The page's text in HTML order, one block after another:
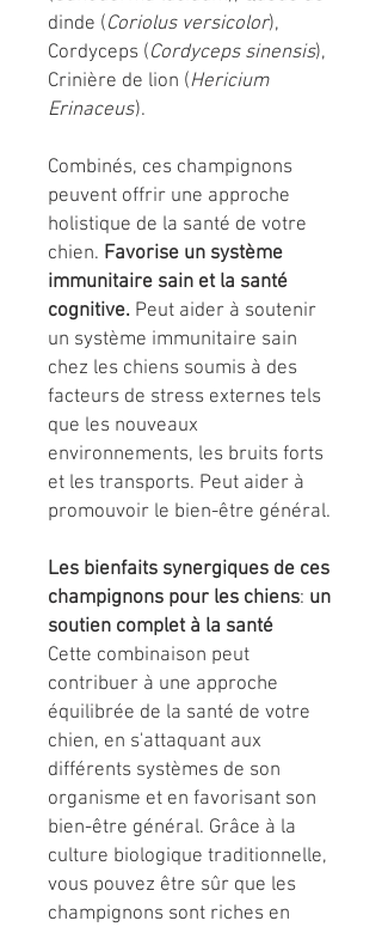
dinde (Coriolus versicolor),
Cordyceps (Cordyceps sinensis),
Crinière de lion (Hericium
Erinaceus).
Combinés, ces champignons
peuvent offrir une approche
holistique de la santé de votre
chien. Favorise un système
immunitaire sain et la santé
cognitive. Peut aider à soutenir
un système immunitaire sain
chez les chiens soumis à des
facteurs de stress externes tels
que les nouveaux
environnements, les bruits forts
et les transports. Peut aider à
promouvoir le bien-être général.
Les bienfaits synergiques de ces
champignons pour les chiens: un
soutien complet à la santé
Cette combinaison peut
contribuer à une approche
équilibrée de la santé de votre
chien, en s'attaquant aux
différents systèmes de son
organisme et en favorisant son
bien-être général. Grâce à la
culture biologique traditionnelle,
vous pouvez être sûr que les
champignons sont riches en